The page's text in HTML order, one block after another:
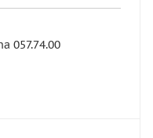
057.74.00